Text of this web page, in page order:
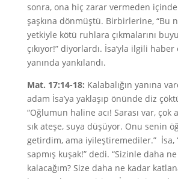
sonra, ona hiç zarar vermeden
şaşkına dönmüştü. Birbirlerine, “Bu
yetkiyle kötü ruhlara çıkmalarını
çıkıyor!” diyorlardı. İsa’yla ilgili
yanında yankılandı.
Mat. 17:14-18: Kalabalığın yanına
adam İsa’ya yaklaşıp önünde diz
“Oğlumun haline acı! Sarası var, çok
sık ateşe, suya düşüyor. Onu senin
getirdim, ama iyileştiremediler.” İsa,
sapmış kuşak!” dedi. “Sizinle daha
kalacağım? Size daha ne kadar